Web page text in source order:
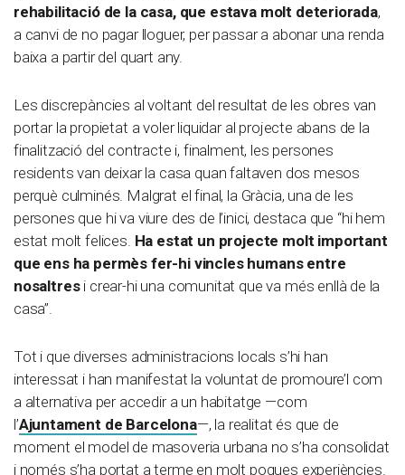
rehabilitació de la casa, que estava molt deteriorada,
a canvi de no pagar lloguer, per passar a abonar una renda
baixa a partir del quart any.
Les discrepàncies al voltant del resultat de les obres van
portar la propietat a voler liquidar al projecte abans de la
finalització del contracte i, finalment, les persones
residents van deixar la casa quan faltaven dos mesos
perquè culminés. Malgrat el final, la Gràcia, una de les
persones que hi va viure des de l’inici, destaca que “hi hem
estat molt felices. Ha estat un projecte molt important
que ens ha permès fer-hi vincles humans entre
nosaltresi crear-hi una comunitat que va més enllà de la
casa”.
Tot i que diverses administracions locals s’hi han
interessat i han manifestat la voluntat de promoure’l com
a alternativa per accedir a un habitatge —com
l’Ajuntament de Barcelona—, la realitat és que de
moment el model de masoveria urbana no s’ha consolidat
i només s’ha portat a terme en molt poques experiències.